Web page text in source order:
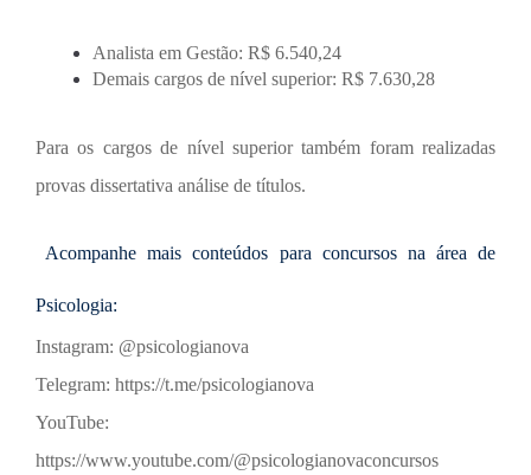
Analista em Gestão: R$ 6.540,24
Demais cargos de nível superior: R$ 7.630,28
Para os cargos de nível superior também foram realizadas
provas dissertativa análise de títulos.
Acompanhe mais conteúdos para concursos na área de
Psicologia:
Instagram: @psicologianova
Telegram: https://t.me/psicologianova
YouTube:
https://www.youtube.com/@psicologianovaconcursos